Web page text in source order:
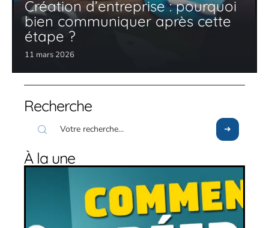
Création d’entreprise : pourquoi
bien communiquer après cette
étape ?
11 mars 2026
Recherche
À la une